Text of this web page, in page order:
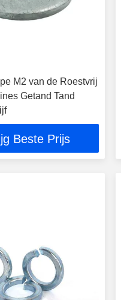
M2 van de Roestvrij
Getand Tand
Beste Prijs